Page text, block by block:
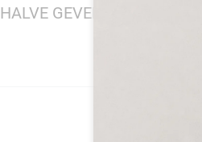
HALVE GEVELPAN RECHTS